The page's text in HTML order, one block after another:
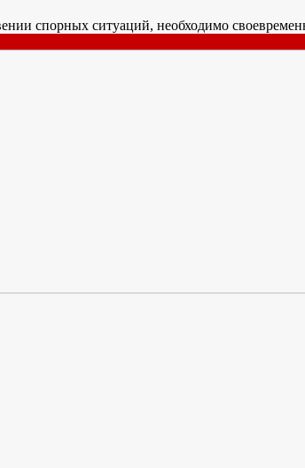
спорных ситуаций, необходимо